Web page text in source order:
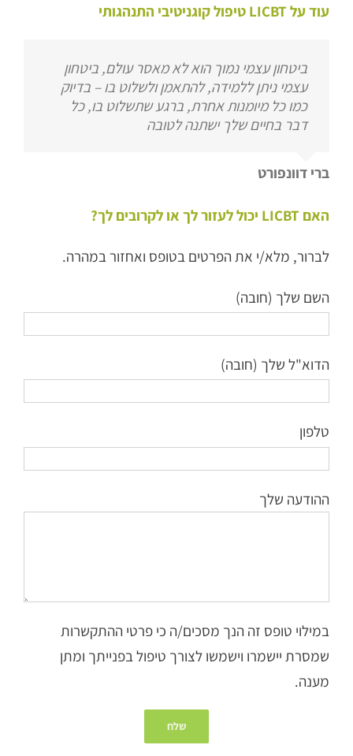
עוד על LICBT טיפול קוגניטיבי התנהגותי
ביטחון עצמי נמוך הוא לא מאסר עולם, ביטחון
עצמי ניתן ללמידה, להתאמן ולשלוט בו – בדיוק
כמו כל מיומנות אחרת, ברגע שתשלוט בו, כל
דבר בחיים שלך ישתנה לטובה
ברי דוונפורט
האם LICBT יכול לעזור לך או לקרובים לך?
לברור, מלא/י את הפרטים בטופס ואחזור במהרה.
השם שלך (חובה)
הדוא"ל שלך (חובה)
טלפון
ההודעה שלך
במילוי טופס זה הנך מסכים/ה כי פרטי ההתקשרות
שמסרת יישמרו וישמשו לצורך טיפול בפנייתך ומתן
מענה.